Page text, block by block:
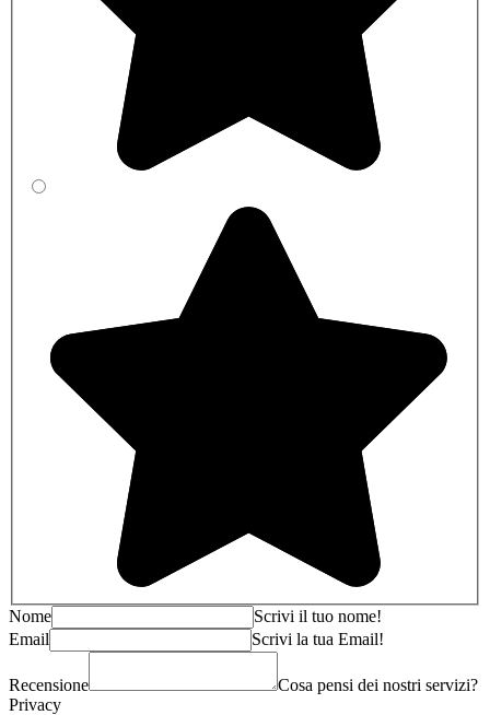
Nome
Scrivi il tuo nome!
Email
Scrivi la tua Email!
Recensione
Cosa pensi dei nostri servizi?
Privacy